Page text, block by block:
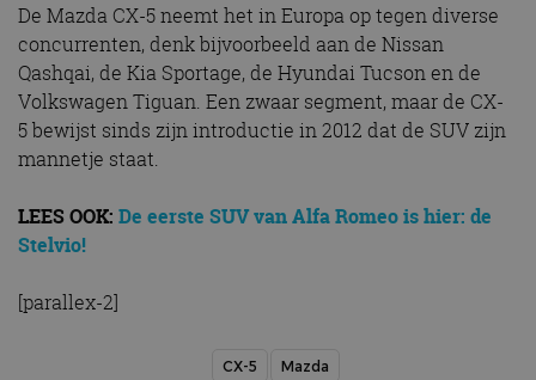
De Mazda CX-5 neemt het in Europa op tegen diverse
concurrenten, denk bijvoorbeeld aan de Nissan
Qashqai, de Kia Sportage, de Hyundai Tucson en de
Volkswagen Tiguan. Een zwaar segment, maar de CX-
5 bewijst sinds zijn introductie in 2012 dat de SUV zijn
mannetje staat.
LEES OOK: De eerste SUV van Alfa Romeo is hier: de
Stelvio!
[parallex-2]
CX-5 Mazda